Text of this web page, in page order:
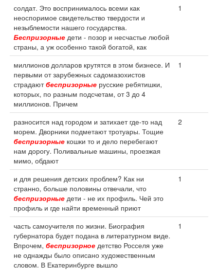
солдат. Это воспринималось всеми как
неоспоримое свидетельство твердости и
незыблемости нашего государства.
Беспризорные дети - позор и несчастье любой
страны, а уж особенно такой богатой, как
1
миллионов долларов крутятся в этом бизнесе. И
первыми от зарубежных садомазохистов
страдаютбеспризорные русские ребятишки,
которых, по разным подсчетам, от 3 до 4
миллионов. Причем
1
разносится над городом и затихает где-то над
морем. Дворники подметают тротуары. Тощие
беспризорные кошки то и дело перебегают
нам дорогу. Поливальные машины, проезжая
мимо, обдают
2
и для решения детских проблем? Как ни
странно, больше половины отвечали, что
беспризорные дети - не их профиль. Чей это
профиль и где найти временный приют
1
часть самоучителя по жизни. Биография
губернатора будет подана в литературном виде.
Впрочем, беспризорное детство Росселя уже
не однажды было описано художественным
словом. В Екатеринбурге вышло
1